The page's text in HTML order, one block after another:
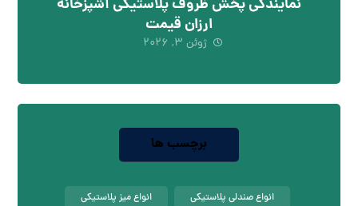
نمایندگی پخش ظروف پلاستیکی آشپزخانه
ارزان قیمت
ژوئن ۳, ۲۰۲۶
برچسب ها
انواع صندلی پلاستیکی انواع میز پلاستیکی